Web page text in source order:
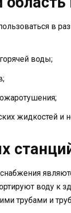
в
воды;
жидкостей и
воду к
трубами и